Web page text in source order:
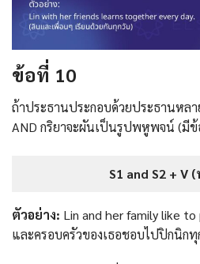
ข้อที่ 10
ถ้าประธานประกอบด้วยประธานหล
AND กริยาจะผันเป็นรูปพหูพจน์ (มีข้
S1 and S2 + V
ตัวอย่าง: Lin and her family like
และครอบครัวของเธอชอบไปปิกนิก